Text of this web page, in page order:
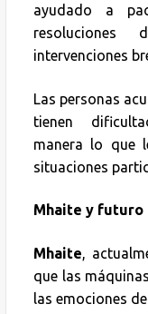
ayudado a
intervenciones
Las personas
tienen
manera lo que
situaciones
Mhaite y futuro
Mhaite,
que las
las emociones